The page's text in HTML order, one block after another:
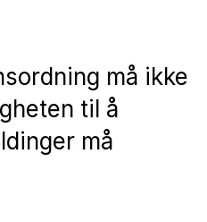
må ikke
til å
må